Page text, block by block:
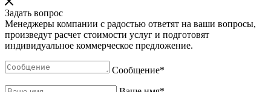
Задать вопрос
Менеджеры компании с радостью ответят на ваши вопросы,
произведут расчет стоимости услуг и подготовят
индивидуальное коммерческое предложение.
Сообщение*